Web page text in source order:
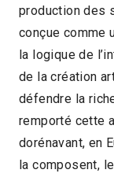
production des
conçue comme
la logique de
de la création
défendre la
remporté cette
dorénavant, en
la composent,